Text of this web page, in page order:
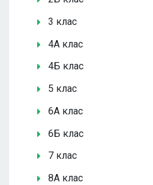
3 клас
4А клас
4Б клас
5 клас
6А клас
6Б клас
7 клас
8А клас